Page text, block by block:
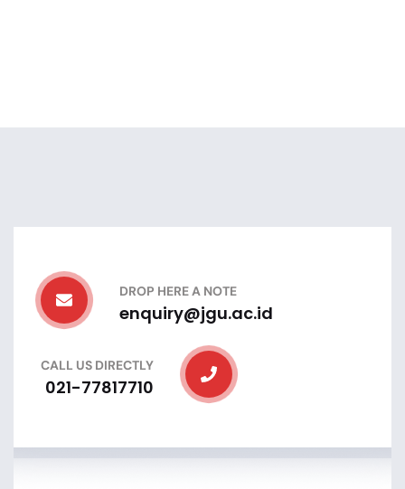
DROP HERE A NOTE
enquiry@jgu.ac.id
CALL US DIRECTLY
021-77817710